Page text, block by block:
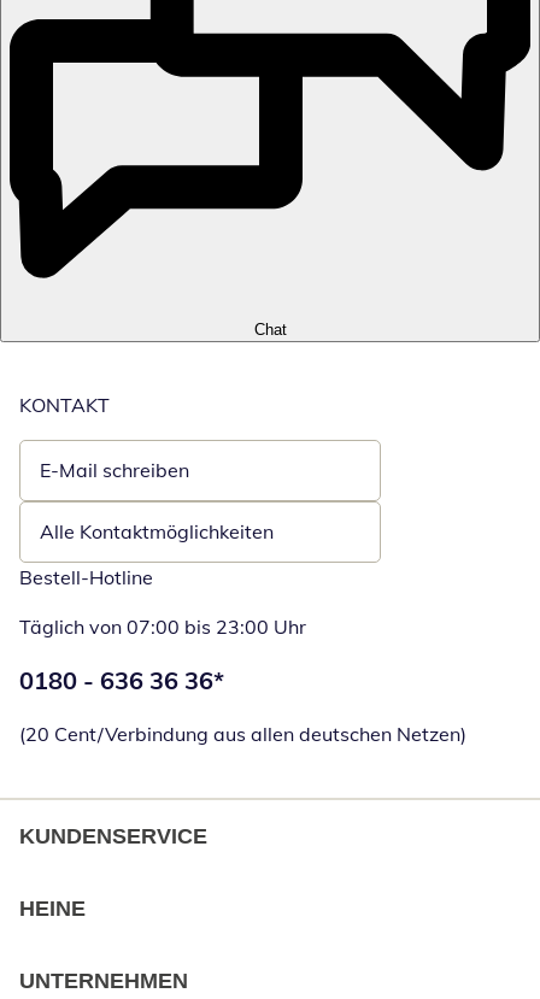
Chat
KONTAKT
E-Mail schreiben
Öffnet E-Mail-Client
Alle Kontaktmöglichkeiten
Bestell-Hotline
Täglich von 07:00 bis 23:00 Uhr
Telefonnummer:
0180 - 636 36 36*
(20 Cent/Verbindung aus allen deutschen Netzen)
KUNDENSERVICE
HEINE
UNTERNEHMEN